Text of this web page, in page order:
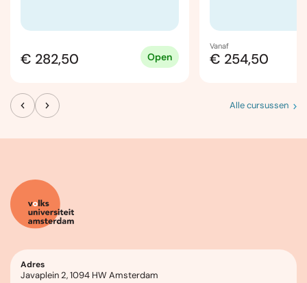
€ 282,50 Open
Vanaf
€ 254,50
Alle cursussen
Adres
Javaplein 2, 1094 HW Amsterdam